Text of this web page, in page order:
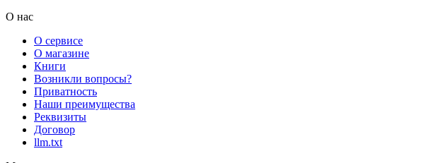
О нас
О сервисе
О магазине
Книги
Возникли вопросы?
Приватность
Наши преимущества
Реквизиты
Договор
llm.txt